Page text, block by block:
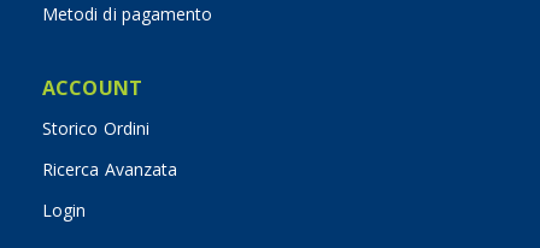
Metodi di pagamento
ACCOUNT
Storico Ordini
Ricerca Avanzata
Login